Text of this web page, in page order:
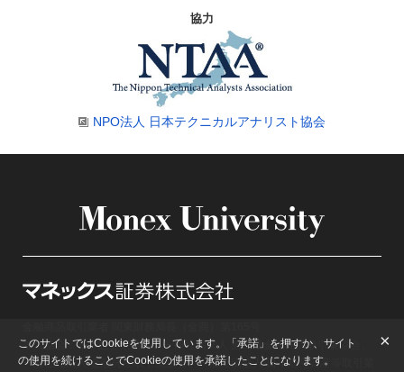
協力
NPO法人 日本テクニカルアナリスト協会
加入協会：日本証券業協会、一般社団法人 第二種金融商品取引業協会、
一般社団法人 金融先物取引業協会、一般社団法人 日本暗号資産等取引業
このサイトではCookieを使用しています。「承諾」を押すか、サイト
の使用を続けることでCookieの使用を承諾したことになります。
×